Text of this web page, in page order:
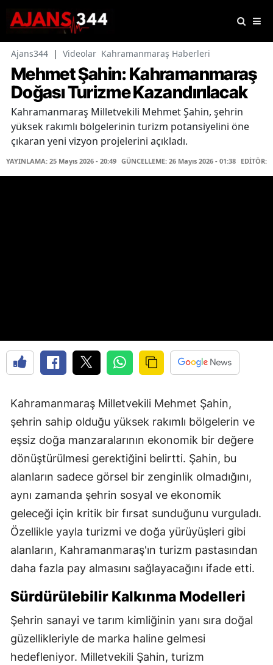
Ajans344 | Videolar Kahramanmaraş Haberleri
Mehmet Şahin: Kahramanmaraş
Doğası Turizme Kazandırılacak
Kahramanmaraş Milletvekili Mehmet Şahin, şehrin
yüksek rakımlı bölgelerinin turizm potansiyelini öne
çıkaran yeni vizyon projelerini açıkladı.
YAYINLAMA: 25 Mayıs 2026 - 20:49 GÜNCELLEME: 26 Mayıs 2026 - 01:38 EDİTÖR:
Kahramanmaraş Milletvekili Mehmet Şahin,
şehrin sahip olduğu yüksek rakımlı bölgelerin ve
eşsiz doğa manzaralarının ekonomik bir değere
dönüştürülmesi gerektiğini belirtti. Şahin, bu
alanların sadece görsel bir zenginlik olmadığını,
aynı zamanda şehrin sosyal ve ekonomik
geleceği için kritik bir fırsat sunduğunu vurguladı.
Özellikle yayla turizmi ve doğa yürüyüşleri gibi
alanların, Kahramanmaraş'ın turizm pastasından
daha fazla pay almasını sağlayacağını ifade etti.
Sürdürülebilir Kalkınma Modelleri
Şehrin sanayi ve tarım kimliğinin yanı sıra doğal
güzellikleriyle de marka haline gelmesi
hedefleniyor. Milletvekili Şahin, turizm